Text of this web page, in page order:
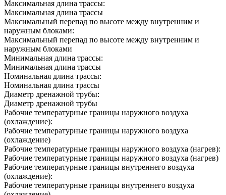
Максимальная длина трассы:
Максимальная длина трассы
Максимальный перепад по высоте между внутренним и
наружным блоками:
Максимальный перепад по высоте между внутренним и
наружным блоками
Минимальная длина трассы:
Минимальная длина трассы
Номинальная длина трассы:
Номинальная длина трассы
Диаметр дренажной трубы:
Диаметр дренажной трубы
Рабочие температурные границы наружного воздуха
(охлаждение):
Рабочие температурные границы наружного воздуха
(охлаждение)
Рабочие температурные границы наружного воздуха (нагрев):
Рабочие температурные границы наружного воздуха (нагрев)
Рабочие температурные границы внутреннего воздуха
(охлаждение):
Рабочие температурные границы внутреннего воздуха